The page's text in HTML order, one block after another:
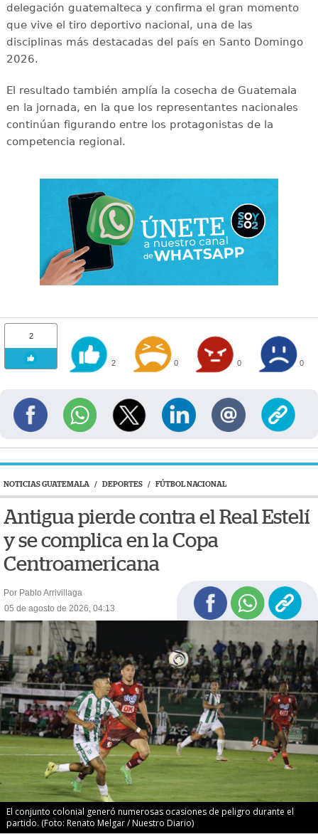
delegación guatemalteca y confirma el gran momento
que vive el tiro deportivo nacional, una de las
disciplinas más destacadas del país en Santo Domingo
2026.
El resultado también amplía la cosecha de Guatemala
en la jornada, en la que los representantes nacionales
continúan figurando entre los protagonistas de la
competencia regional.
2
2 0 0 0
NOTICIAS GUATEMALA / DEPORTES / FÚTBOL NACIONAL
Antigua pierde contra el Real Estelí
y se complica en la Copa
Centroamericana
Por Pablo Arrivillaga
05 de agosto de 2026, 04:13
El conjunto colonial generó numerosas ocasiones de peligro durante el
partido. (Foto: Renato Melgar / Nuestro Diario)